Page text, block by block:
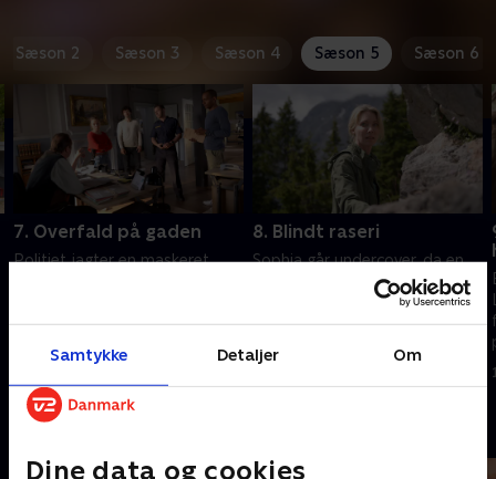
Samtykke Detaljer Om
Dine data og cookies
Sæson 2 Sæson 3 Sæson 4 Sæson 5 Sæson 6
7. Overfald på gaden
Politiet jagter en maskeret
i Berchtesgaden. Senest endte
er nu i fare.
7. november 2025 • 48 min
8. Blindt raseri
Sophia går undercover, da en
værksejers datter bliver
bortført. Men hun får
medlidenhed med den
med af en uovervejet handling.
10. november 2025 • 48 min
Andre så også